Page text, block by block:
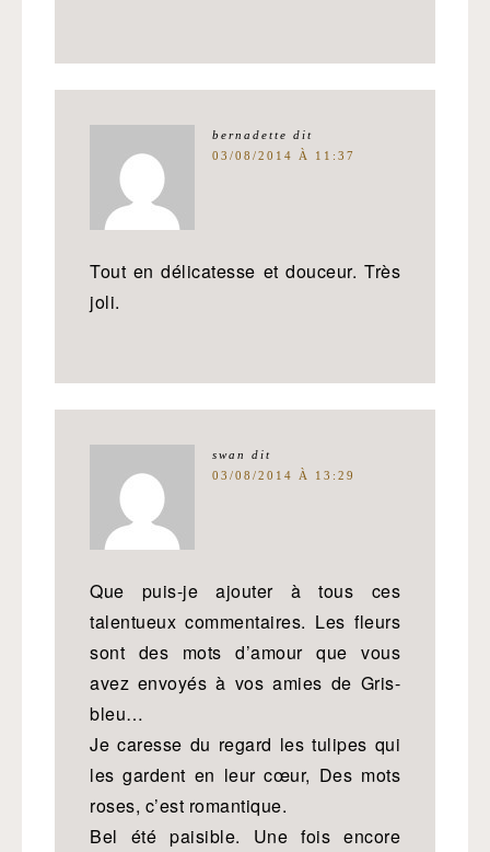
bernadette dit
03/08/2014 À 11:37
Tout en délicatesse et douceur. Très
joli.
swan
dit
03/08/2014 À 13:29
Que puis-je ajouter à tous ces
talentueux commentaires. Les fleurs
sont des mots d’amour que vous
avez envoyés à vos amies de Gris-
bleu…
Je caresse du regard les tulipes qui
les gardent en leur cœur, Des mots
roses, c’est romantique.
Bel été paisible. Une fois encore